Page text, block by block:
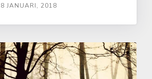
8 JANUARI, 2018